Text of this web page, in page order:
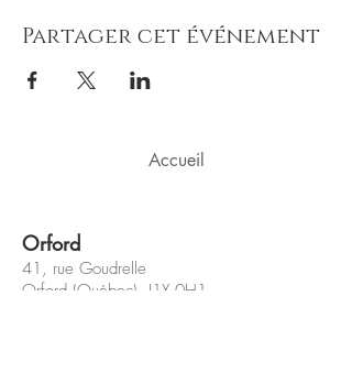
Partager cet événement
Accueil
Orford
41, rue Goudrelle
Orford (Québec) J1X 0H1